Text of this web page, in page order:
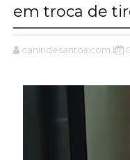
em troca de
canindesantos.com.br